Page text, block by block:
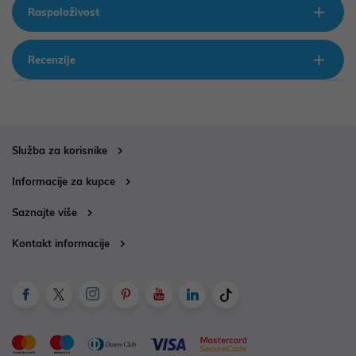
Raspoloživost
Recenzije
Služba za korisnike
Informacije za kupce
Saznajte više
Kontakt informacije